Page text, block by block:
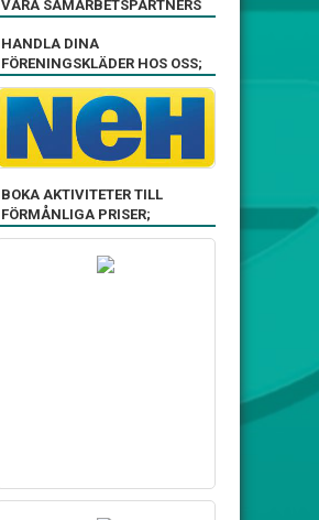
VÅRA SAMARBETSPARTNERS
HANDLA DINA
FÖRENINGSKLÄDER HOS OSS;
BOKA AKTIVITETER TILL
FÖRMÅNLIGA PRISER;